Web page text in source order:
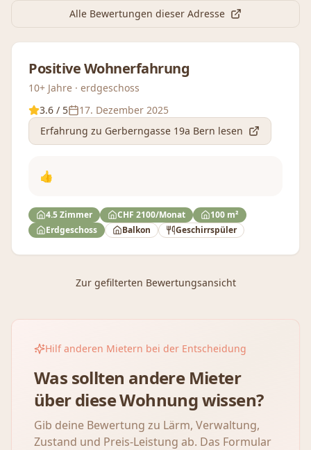
Alle Bewertungen dieser Adresse
Positive Wohnerfahrung
10+ Jahre · erdgeschoss
3.6 / 5
17. Dezember 2025
Erfahrung zu Gerberngasse 19a Bern lesen
👍
4.5 Zimmer CHF 2100/Monat
100 m²
Erdgeschoss
Balkon Geschirrspüler
Zur gefilterten Bewertungsansicht
Hilf anderen Mietern bei der Entscheidung
Was sollten andere Mieter
über diese Wohnung wissen?
Gib deine Bewertung zu Lärm, Verwaltung,
Zustand und Preis-Leistung ab. Das Formular